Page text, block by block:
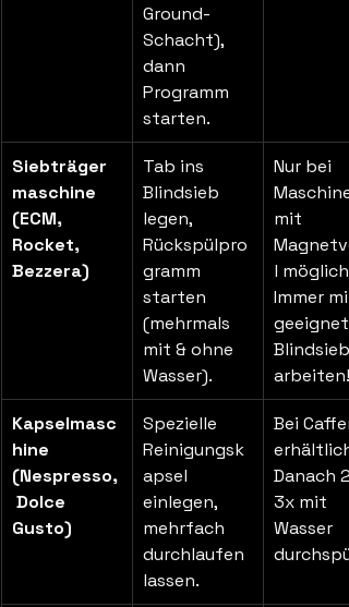
Ground-
Schacht),
dann
Programm
starten.
Siebträger
maschine
(ECM,
Rocket,
Bezzera)
Tab ins
Blindsieb
legen,
Rückspülpro
gramm
starten
(mehrmals
mit & ohne
Wasser).
Nur bei
mit
l möglich.
Immer mit
Blindsieb
arbeiten!
Kapselmasc
hine
(Nespresso,
Dolce
Gusto)
Spezielle
Reinigungsk
apsel
einlegen,
mehrfach
durchlaufen
lassen.
Bei
erhältlich.
Danach 2–
3x mit
Wasser